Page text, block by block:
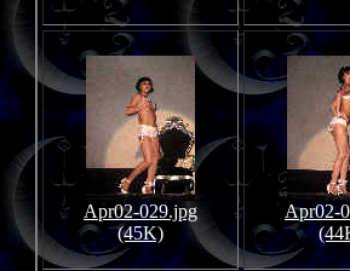
Apr02-029.jpg
(45K)
Apr02-